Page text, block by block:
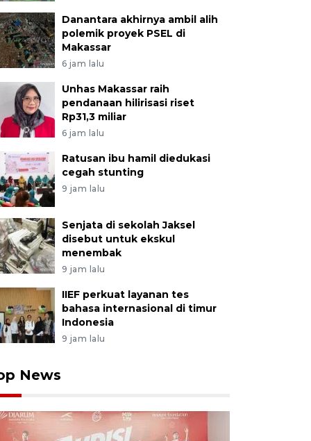
Danantara akhirnya ambil alih
polemik proyek PSEL di
Makassar
6 jam lalu
Unhas Makassar raih
pendanaan hilirisasi riset
Rp31,3 miliar
6 jam lalu
Ratusan ibu hamil diedukasi
cegah stunting
9 jam lalu
Senjata di sekolah Jaksel
disebut untuk ekskul
menembak
9 jam lalu
IIEF perkuat layanan tes
bahasa internasional di timur
Indonesia
9 jam lalu
News